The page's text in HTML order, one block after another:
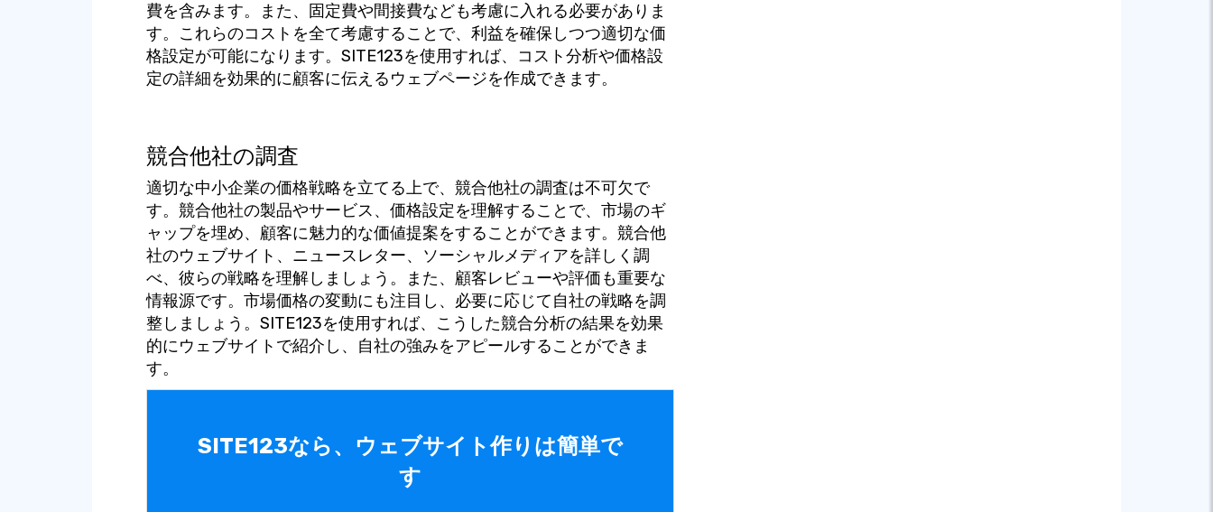
費を含みます。また、固定費や間接費なども考慮に入れる必要がありま
す。これらのコストを全て考慮することで、利益を確保しつつ適切な価
格設定が可能になります。SITE123を使用すれば、コスト分析や価格設
定の詳細を効果的に顧客に伝えるウェブページを作成できます。
競合他社の調査
適切な中小企業の価格戦略を立てる上で、競合他社の調査は不可欠で
す。競合他社の製品やサービス、価格設定を理解することで、市場のギ
ャップを埋め、顧客に魅力的な価値提案をすることができます。競合他
社のウェブサイト、ニュースレター、ソーシャルメディアを詳しく調
べ、彼らの戦略を理解しましょう。また、顧客レビューや評価も重要な
情報源です。市場価格の変動にも注目し、必要に応じて自社の戦略を調
整しましょう。SITE123を使用すれば、こうした競合分析の結果を効果
的にウェブサイトで紹介し、自社の強みをアピールすることができま
す。
SITE123なら、ウェブサイト作りは簡単で
す